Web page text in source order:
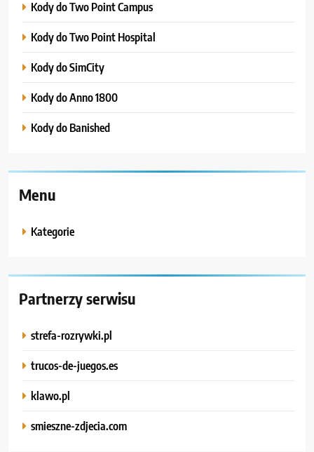
Kody do Two Point Campus
Kody do Two Point Hospital
Kody do SimCity
Kody do Anno 1800
Kody do Banished
Menu
Kategorie
Partnerzy serwisu
strefa-rozrywki.pl
trucos-de-juegos.es
klawo.pl
smieszne-zdjecia.com